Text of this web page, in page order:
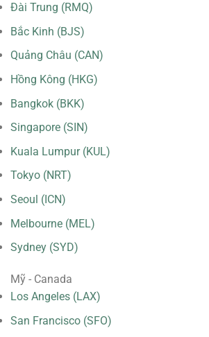
Đài Trung (RMQ)
Bắc Kinh (BJS)
Quảng Châu (CAN)
Hồng Kông (HKG)
Bangkok (BKK)
Singapore (SIN)
Kuala Lumpur (KUL)
Tokyo (NRT)
Seoul (ICN)
Melbourne (MEL)
Sydney (SYD)
Mỹ - Canada
Los Angeles (LAX)
San Francisco (SFO)